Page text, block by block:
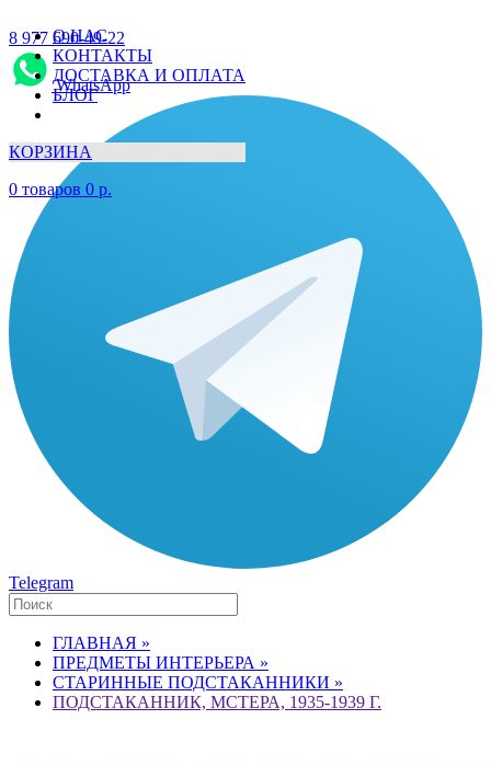
О НАС
КОНТАКТЫ
ДОСТАВКА И ОПЛАТА
БЛОГ
КОРЗИНА
0 товаров 0 р.
8 977 690-49-22
WhatsApp
Telegram
ГЛАВНАЯ »
ПРЕДМЕТЫ ИНТЕРЬЕРА »
СТАРИННЫЕ ПОДСТАКАННИКИ »
ПОДСТАКАННИК, МСТЕРА, 1935-1939 Г.